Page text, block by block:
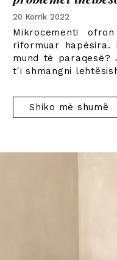
20 Korrik 2022
Mikrocementi
riformuar
mund të paraqesë?
t'i shmangni
Shiko më shumë